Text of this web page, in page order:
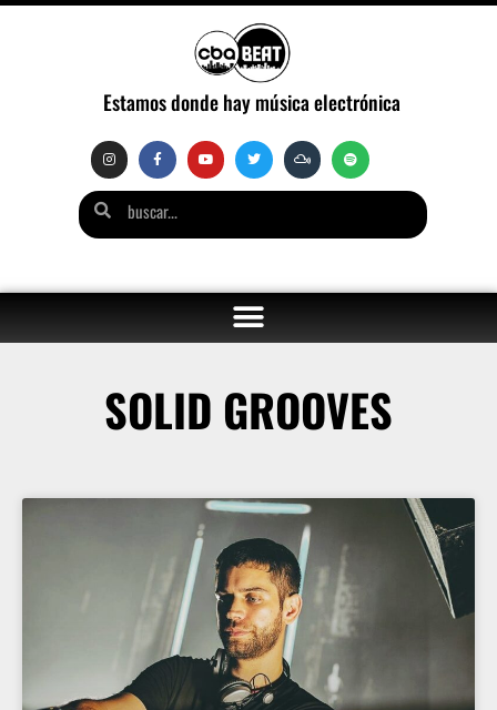
Estamos donde hay música electrónica
SOLID GROOVES